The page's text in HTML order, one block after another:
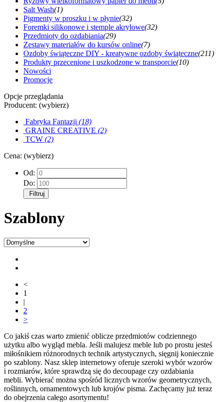
Salt Wash(1)
Pigmenty w proszku i w płynie(32)
Foremki silikonowe i stemple akrylowe(32)
Przedmioty do ozdabiania(29)
Zestawy materiałów do kursów online(7)
Ozdoby świąteczne DIY - kreatywne ozdoby świąteczne(211)
Produkty przecenione i uszkodzone w transporcie(10)
Nowości
Promocje
Opcje przeglądania
Producent: (wybierz)
Fabryka Fantazji (18)
GRAINE CREATIVE (2)
TCW (2)
Cena: (wybierz)
Od:
Do:
Filtruj
Szablony
<
1
|
2
>
Co jakiś czas warto zmienić oblicze przedmiotów codziennego
użytku albo wygląd mebla. Jeśli malujesz meble lub po prostu jesteś
miłośnikiem różnorodnych technik artystycznych, sięgnij koniecznie
po szablony. Nasz sklep internetowy oferuje szeroki wybór wzorów
i rozmiarów, które sprawdzą się do decoupage czy ozdabiania
mebli. Wybierać można spośród licznych wzorów geometrycznych,
roślinnych, ornamentowych lub krojów pisma. Zachęcamy już teraz
do obejrzenia całego asortymentu!